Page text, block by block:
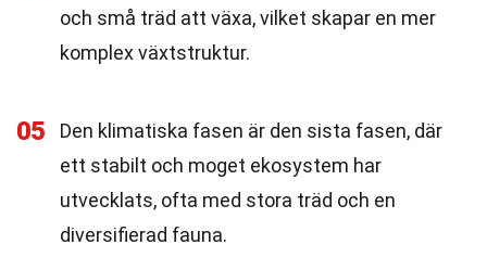
och små träd att växa, vilket skapar en mer
komplex växtstruktur.
05
Den klimatiska fasen är den sista fasen, där
ett stabilt och moget ekosystem har
utvecklats, ofta med stora träd och en
diversifierad fauna.